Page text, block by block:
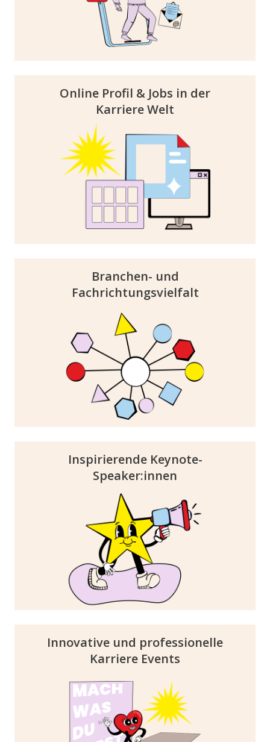
sei es über Social Media, OOH oder lokale
Hochschulen!
Online Profil & Jobs in der
Karriere Welt
Erweitere deine Reichweite auch online und
über die UPWARD Berlin hinaus! Nutze unser
digitales Angebot und präsentiere dein
Unternehmensprofil und deine Jobs in
unserer Karriere Welt, die von zahlreichen
Nachwuchskräften und Young Talents
besucht wird.
Branchen- und
Fachrichtungsvielfalt
Von Wirtschaftswissenschaften bis IT - Die
Karriere Events decken ein breites Spektrum
an Fachrichtungen ab. Profitiere von der
Branchenvielfalt, egal ob Start-up,
Mittelstand oder Großkonzern. Finde die
besten Talente für dein Unternehmen.
Inspirierende Keynote-
Speaker:innen
Erlebe renommierte Speaker:innen und
Expert:innen live vor Ort. Lasse dich
inspirieren und tausche dich mit Fachleuten
aus verschiedenen Branchen aus oder werde
selber Teil des beliebten Rahmenprogramms
und verankere deine Brand somit positiv in
der Zielgruppe.
Innovative und professionelle
Karriere Events
Ansätze statt klassischer Karrieremessen.
Unter dem Motto Career & Life vereinen wir
Trendthemen, die junge Talente begeistern.
Das einladende und professionelle Ambiente